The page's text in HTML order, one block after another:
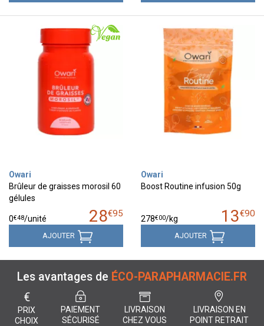
Owari
Brûleur de graisses morosil 60
gélules
28€95
0€48/unité
AJOUTER
Owari
Boost Routine infusion 50g
13€90
278€00/kg
AJOUTER
Les avantages de ÉCO-PARAPHARMACIE.FR
€
PRIX
CHOIX
PAIEMENT
SÉCURISÉ
LIVRAISON
CHEZ VOUS
LIVRAISON EN
POINT RETRAIT